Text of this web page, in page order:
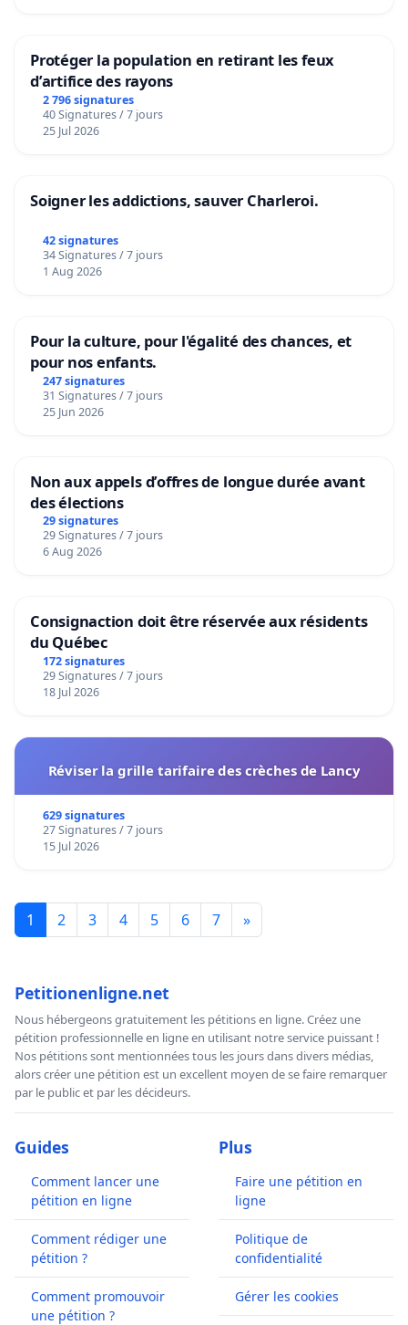
Protéger la population en retirant les feux
d’artifice des rayons
2 796 signatures
40 Signatures / 7 jours
25 Jul 2026
Soigner les addictions, sauver Charleroi.
42 signatures
34 Signatures / 7 jours
1 Aug 2026
Pour la culture, pour l'égalité des chances, et
pour nos enfants.
247 signatures
31 Signatures / 7 jours
25 Jun 2026
Non aux appels d’offres de longue durée avant
des élections
29 signatures
29 Signatures / 7 jours
6 Aug 2026
Consignaction doit être réservée aux résidents
du Québec
172 signatures
29 Signatures / 7 jours
18 Jul 2026
Réviser la grille tarifaire des crèches de Lancy
629 signatures
27 Signatures / 7 jours
15 Jul 2026
1 2 3 4 5 6 7 »
Petitionenligne.net
Nous hébergeons gratuitement les pétitions en ligne. Créez une
pétition professionnelle en ligne en utilisant notre service puissant !
Nos pétitions sont mentionnées tous les jours dans divers médias,
alors créer une pétition est un excellent moyen de se faire remarquer
par le public et par les décideurs.
Guides
Comment lancer une
pétition en ligne
Comment rédiger une
pétition ?
Comment promouvoir
une pétition ?
Plus
Faire une pétition en
ligne
Politique de
confidentialité
Gérer les cookies